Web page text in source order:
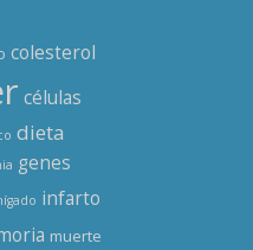
colesterol
células
dieta
genes
infarto
muerte